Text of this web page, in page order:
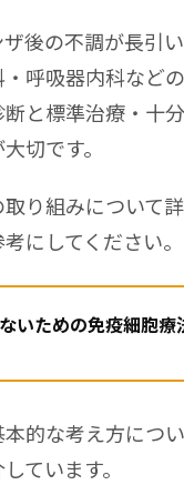
後の不調が長引
呼吸器内科など
断と標準治療・十
切です。
り組みについて
にしてください。
いための免疫細胞療
的な考え方につ
ています。